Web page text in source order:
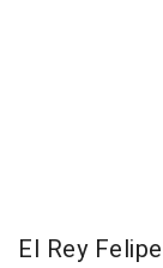
El Rey